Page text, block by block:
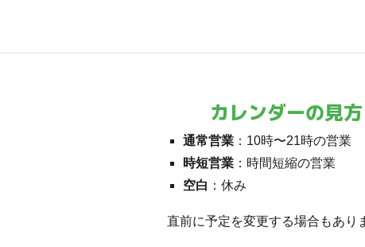
カレンダーの見方
通常営業：10時〜21時の営業
時短営業：時間短縮の営業
空白 ：休み
直前に予定を変更する場合もあり